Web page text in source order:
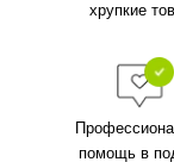
хрупкие
помощь в